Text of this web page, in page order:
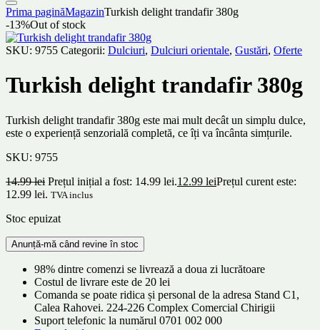
Prima paginăMagazinTurkish delight trandafir 380g
-13%Out of stock
SKU: 9755 Categorii: Dulciuri, Dulciuri orientale, Gustări, Oferte
Turkish delight trandafir 380g
Turkish delight trandafir 380g este mai mult decât un simplu dulce,
este o experiență senzorială completă, ce îți va încânta simțurile.
SKU: 9755
14.99lei Prețul inițial a fost: 14.99 lei.12.99 leiPrețul curent este:
12.99 lei. TVA inclus
Stoc epuizat
98% dintre comenzi se livrează a doua zi lucrătoare
Costul de livrare este de 20 lei
Comanda se poate ridica și personal de la adresa Stand C1,
Calea Rahovei. 224-226 Complex Comercial Chirigii
Suport telefonic la numărul 0701 002 000